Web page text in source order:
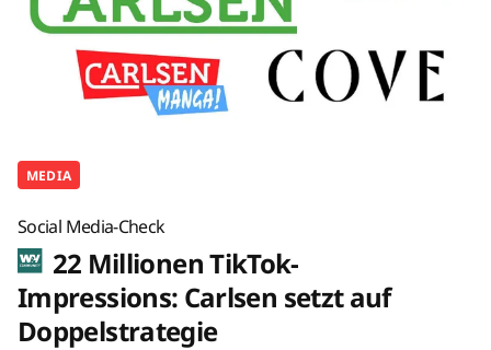
MEDIA
Social Media-Check
22 Millionen TikTok-
Impressions: Carlsen setzt auf
Doppelstrategie